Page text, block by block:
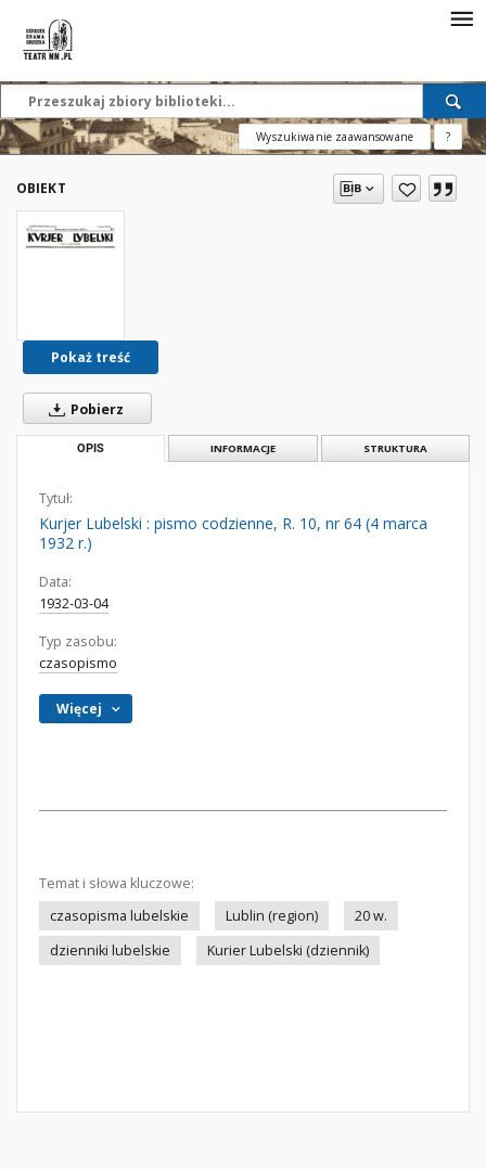
Wyszukiwanie zaawansowane ?
OBIEKT
Pokaż treść
Pobierz
OPIS INFORMACJE STRUKTURA
Tytuł:
Kurjer Lubelski : pismo codzienne, R. 10, nr 64 (4 marca
1932 r.)
Data:
1932-03-04
Typ zasobu:
czasopismo
Więcej
Temat i słowa kluczowe:
czasopisma lubelskie
Lublin (region)
20 w.
dzienniki lubelskie
Kurier Lubelski (dziennik)